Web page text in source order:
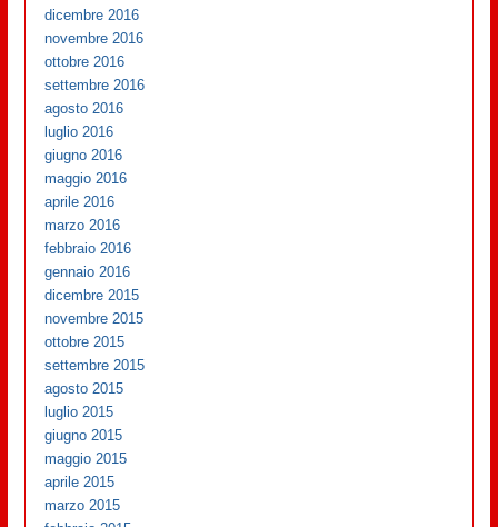
dicembre 2016
novembre 2016
ottobre 2016
settembre 2016
agosto 2016
luglio 2016
giugno 2016
maggio 2016
aprile 2016
marzo 2016
febbraio 2016
gennaio 2016
dicembre 2015
novembre 2015
ottobre 2015
settembre 2015
agosto 2015
luglio 2015
giugno 2015
maggio 2015
aprile 2015
marzo 2015